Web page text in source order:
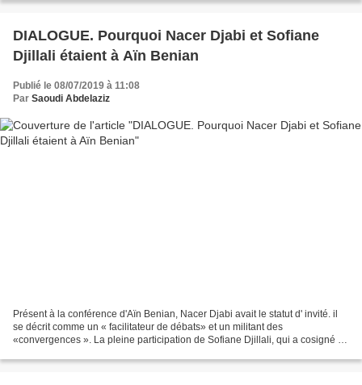
DIALOGUE. Pourquoi Nacer Djabi et Sofiane
Djillali étaient à Aïn Benian
Publié le 08/07/2019 à 11:08
Par Saoudi Abdelaziz
Présent à la conférence d'Aïn Benian, Nacer Djabi avait le statut d' invité. il
se décrit comme un « facilitateur de débats» et un militant des
«convergences ». La pleine participation de Sofiane Djillali, qui a cosigné le